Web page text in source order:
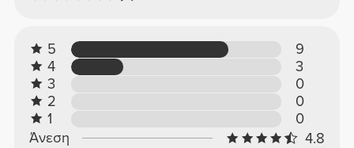
5
9
4
3
3
0
2
0
1
0
Άνεση
4.8